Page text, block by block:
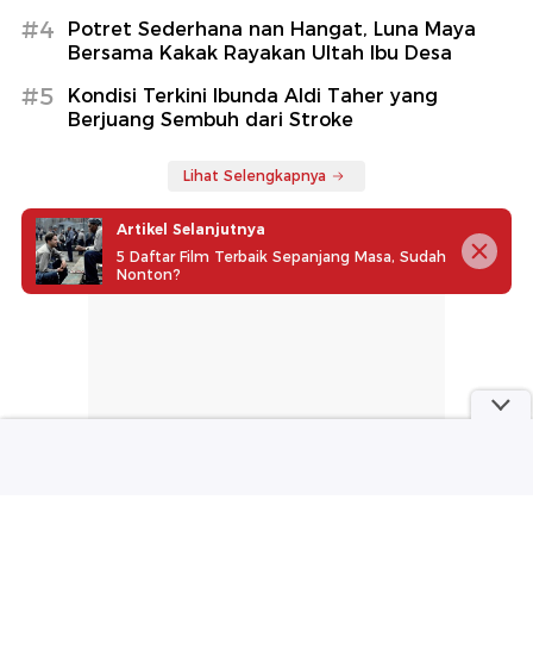
#4
Potret Sederhana nan Hangat, Luna Maya
Bersama Kakak Rayakan Ultah Ibu Desa
#5
Kondisi Terkini Ibunda Aldi Taher yang
Berjuang Sembuh dari Stroke
Lihat Selengkapnya
Artikel Selanjutnya
5 Daftar Film Terbaik Sepanjang Masa, Sudah
Nonton?